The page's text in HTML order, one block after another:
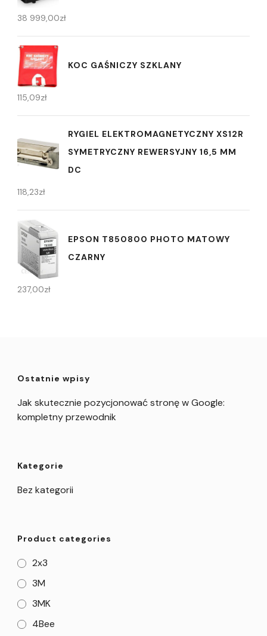
38 999,00zł
KOC GAŚNICZY SZKLANY
115,09zł
RYGIEL ELEKTROMAGNETYCZNY XS12R
SYMETRYCZNY REWERSYJNY 16,5 MM
DC
118,23zł
EPSON T850800 PHOTO MATOWY
CZARNY
237,00zł
Ostatnie wpisy
Jak skutecznie pozycjonować stronę w Google:
kompletny przewodnik
Kategorie
Bez kategorii
Product categories
2x3
3M
3MK
4Bee